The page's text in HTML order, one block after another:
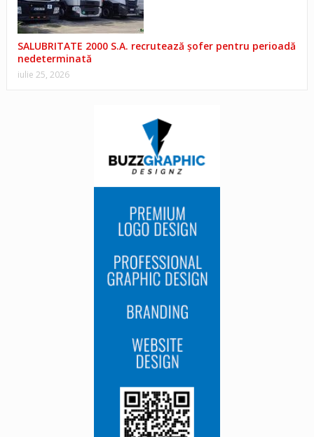
SALUBRITATE 2000 S.A. recrutează șofer pentru perioadă
nedeterminată
iulie 25, 2026